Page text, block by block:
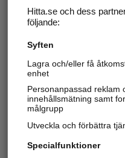
Hitta.se och dess
följande:
Syften
Lagra och/eller få
enhet
Personanpassad reklam
innehållsmätning samt
målgrupp
Utveckla och förbättra
Specialfunktioner